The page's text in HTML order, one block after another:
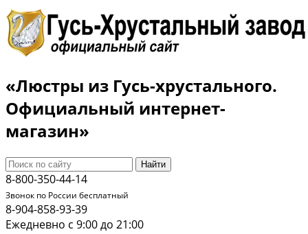
«Люстры из Гусь-хрустального.
Официальный интернет-
магазин»
Найти
8-800-350-44-14
Звонок по России бесплатный
8-904-858-93-39
Ежедневно с 9:00 до 21:00